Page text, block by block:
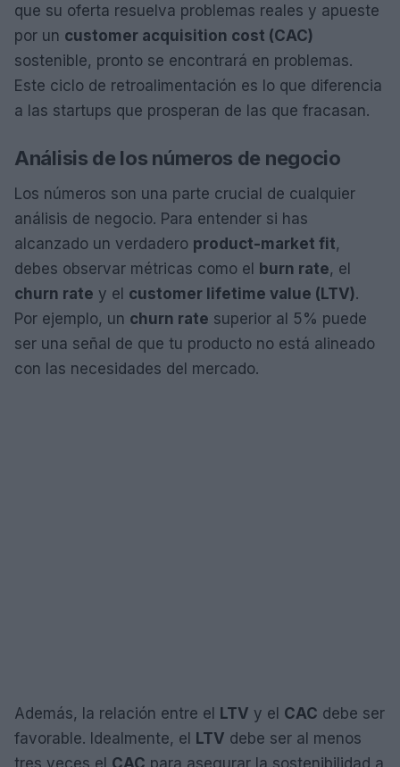
que su oferta resuelva problemas reales y apueste
por un customer acquisition cost (CAC)
sostenible, pronto se encontrará en problemas.
Este ciclo de retroalimentación es lo que diferencia
a las startups que prosperan de las que fracasan.
Análisis de los números de negocio
Los números son una parte crucial de cualquier
análisis de negocio. Para entender si has
alcanzado un verdadero product-market fit,
debes observar métricas como el burn rate, el
churn rate y el customer lifetime value (LTV).
Por ejemplo, un churn rate superior al 5% puede
ser una señal de que tu producto no está alineado
con las necesidades del mercado.
Además, la relación entre el LTV y el CAC debe ser
favorable. Idealmente, el LTV debe ser al menos
tres veces el CAC para asegurar la sostenibilidad a